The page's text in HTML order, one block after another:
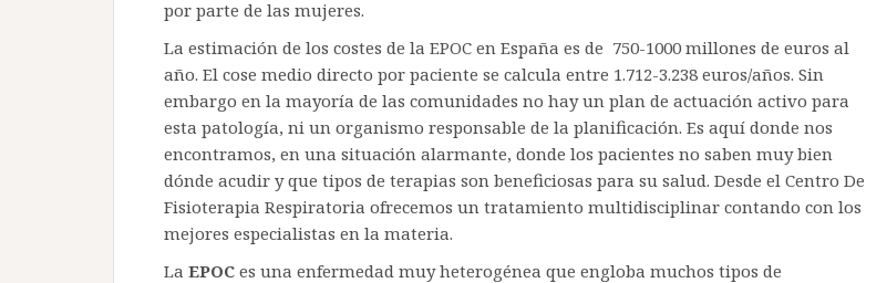
por parte de las mujeres.
La estimación de los costes de la EPOC en España es de 750-1000 millones de euros al
año. El cose medio directo por paciente se calcula entre 1.712-3.238 euros/años. Sin
embargo en la mayoría de las comunidades no hay un plan de actuación activo para
esta patología, ni un organismo responsable de la planificación. Es aquí donde nos
encontramos, en una situación alarmante, donde los pacientes no saben muy bien
dónde acudir y que tipos de terapias son beneficiosas para su salud. Desde el Centro De
Fisioterapia Respiratoria ofrecemos un tratamiento multidisciplinar contando con los
mejores especialistas en la materia.
La EPOC es una enfermedad muy heterogénea que engloba muchos tipos de